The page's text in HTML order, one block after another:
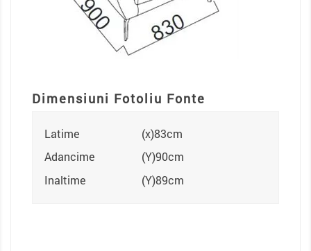
Dimensiuni Fotoliu Fonte
Latime
(x)83cm
Adancime
(Y)90cm
Inaltime
(Y)89cm